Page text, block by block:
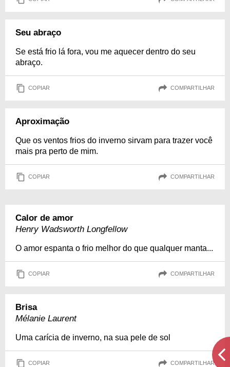
Seu abraço
Se está frio lá fora, vou me aquecer dentro do seu
abraço.
COPIAR COMPARTILHAR
Aproximação
Que os ventos frios do inverno sirvam para trazer você
mais pra perto de mim.
COPIAR COMPARTILHAR
Calor de amor
Henry Wadsworth Longfellow
O amor espanta o frio melhor do que qualquer manta...
COPIAR COMPARTILHAR
Brisa
Mélanie Laurent
Uma carícia de inverno, na sua pele de sol
COPIAR COMPARTILHAR